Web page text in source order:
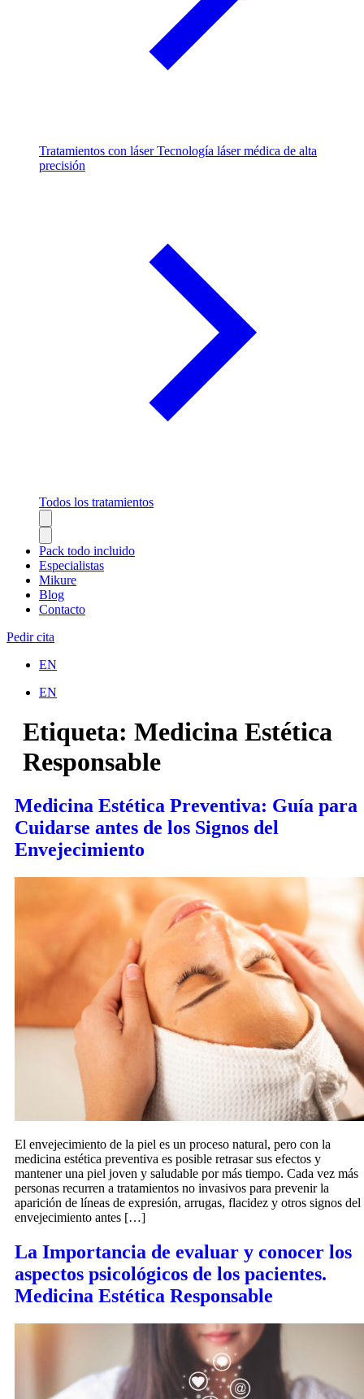
Tratamientos con láserTecnología láser médica de alta
precisión
Todos los tratamientos
Pack todo incluido
Especialistas
Mikure
Blog
Contacto
Pedir cita
EN
EN
Etiqueta: Medicina Estética
Responsable
Medicina Estética Preventiva: Guía para
Cuidarse antes de los Signos del
Envejecimiento
El envejecimiento de la piel es un proceso natural, pero con la
medicina estética preventiva es posible retrasar sus efectos y
mantener una piel joven y saludable por más tiempo. Cada vez más
personas recurren a tratamientos no invasivos para prevenir la
aparición de líneas de expresión, arrugas, flacidez y otros signos del
envejecimiento antes […]
La Importancia de evaluar y conocer los
aspectos psicológicos de los pacientes.
Medicina Estética Responsable